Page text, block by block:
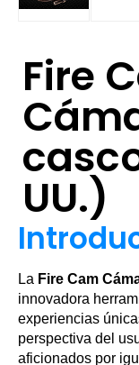
Fire
UU.)
La Fire Cam
innovadora
experiencias
perspectiva del
aficionados por